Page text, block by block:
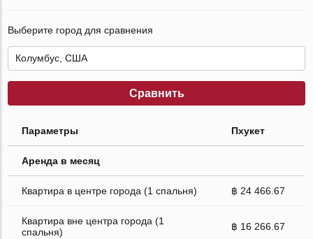
Выберите город для сравнения
Сравнить
Параметры Пхукет
Аренда в месяц
Квартира в центре города (1 спальня) ฿ 24 466.67
Квартира вне центра города (1
спальня)
฿ 16 266.67